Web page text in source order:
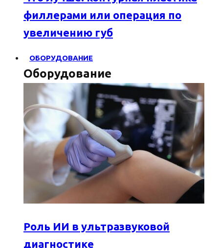
филлерами или операция по
увеличению губ
ОБОРУДОВАНИЕ
Оборудование
Роль ИИ в ультразвуковой
диагностике